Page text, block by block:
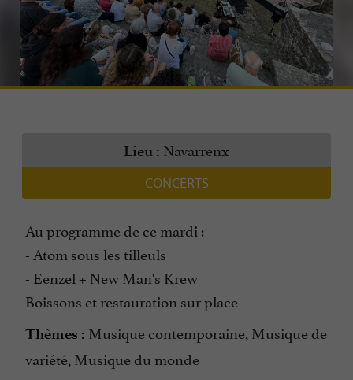
Lieu : Navarrenx
CONCERTS
Au programme de ce mardi :
- Atom sous les tilleuls
- Eenzel + New Man's Krew
Boissons et restauration sur place
Thèmes : Musique contemporaine, Musique de
variété, Musique du monde